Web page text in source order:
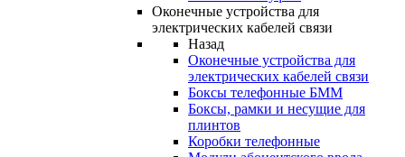
Оконечные устройства для
электрических кабелей связи
Назад
Оконечные устройства для
электрических кабелей связи
Боксы телефонные БММ
Боксы, рамки и несущие для
плинтов
Коробки телефонные